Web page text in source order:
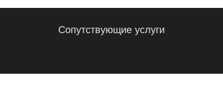
Сопутствующие услуги